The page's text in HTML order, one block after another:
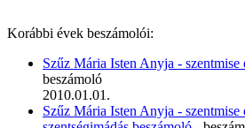
Korábbi évek beszámolói:
Szűz Mária Isten Anyja - szentmise
beszámoló
2010.01.01.
Szűz Mária Isten Anyja - szentmise